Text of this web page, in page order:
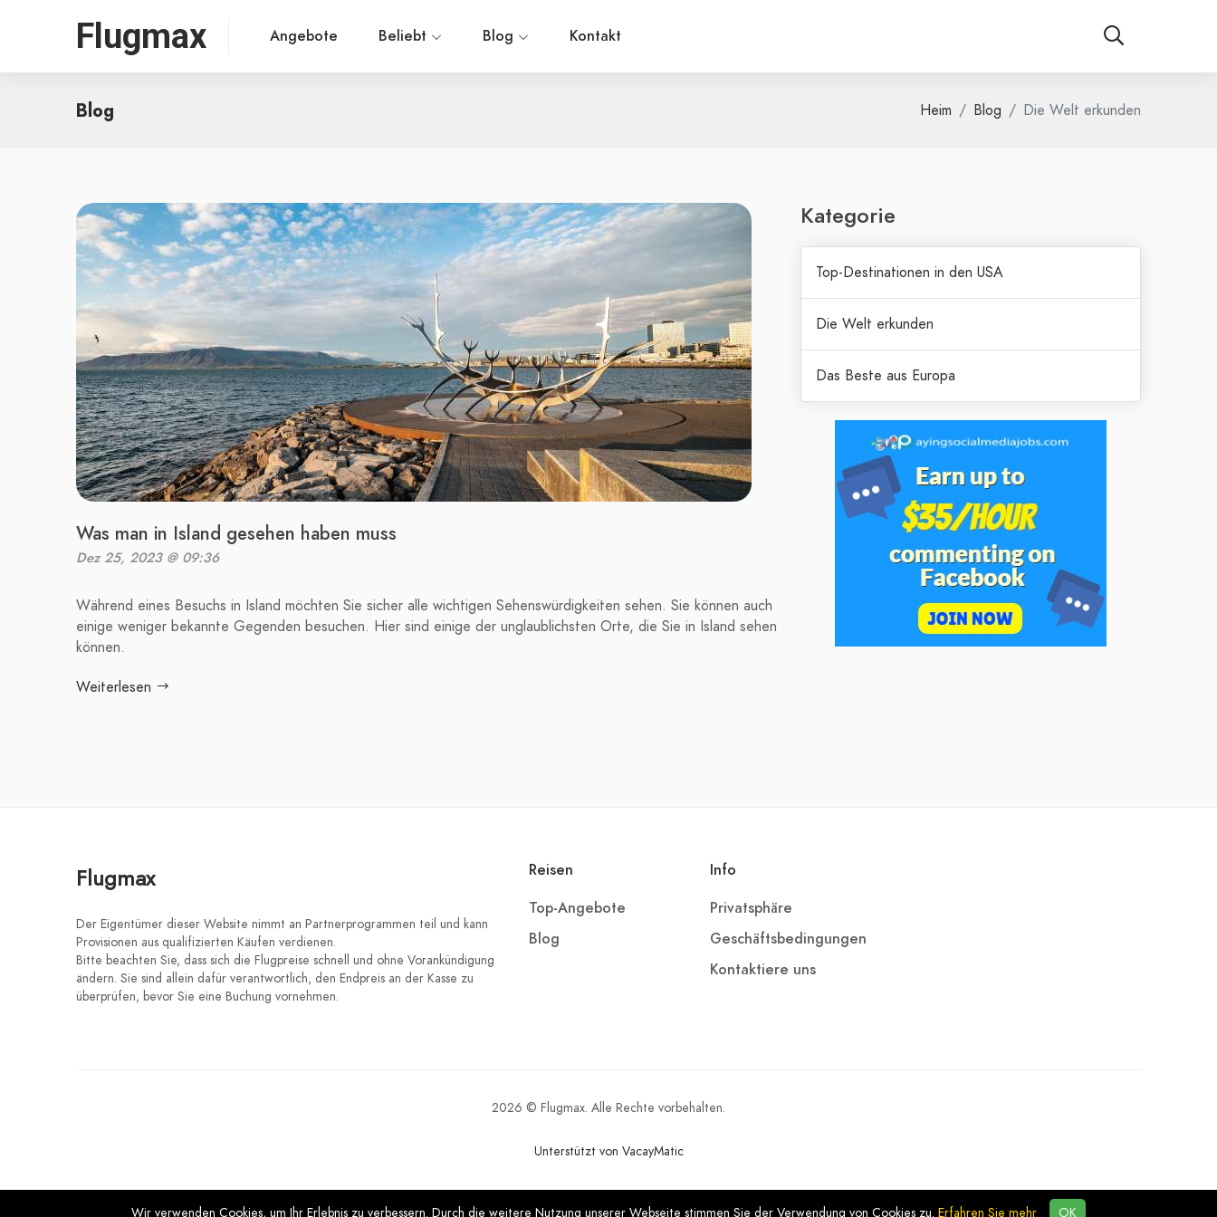
Flugmax Angebote Beliebt Blog Kontakt
Blog Heim Blog Die Welt erkunden
Was man in Island gesehen haben muss
Dez 25, 2023 @ 09:36
Während eines Besuchs in Island möchten Sie sicher alle wichtigen Sehenswürdigkeiten sehen. Sie können auch
einige weniger bekannte Gegenden besuchen. Hier sind einige der unglaublichsten Orte, die Sie in Island sehen
können.
Weiterlesen
Kategorie
Top-Destinationen in den USA
Die Welt erkunden
Das Beste aus Europa
Flugmax
Der Eigentümer dieser Website nimmt an Partnerprogrammen teil und kann
Provisionen aus qualifizierten Käufen verdienen.
Bitte beachten Sie, dass sich die Flugpreise schnell und ohne Vorankündigung
ändern. Sie sind allein dafür verantwortlich, den Endpreis an der Kasse zu
überprüfen, bevor Sie eine Buchung vornehmen.
Reisen
Top-Angebote
Blog
Info
Privatsphäre
Geschäftsbedingungen
Kontaktiere uns
2026 © Flugmax. Alle Rechte vorbehalten.
Unterstützt von VacayMatic
Wir verwenden Cookies, um Ihr Erlebnis zu verbessern. Durch die weitere Nutzung unserer Webseite stimmen Sie der Verwendung von Cookies zu. Erfahren Sie mehr OK